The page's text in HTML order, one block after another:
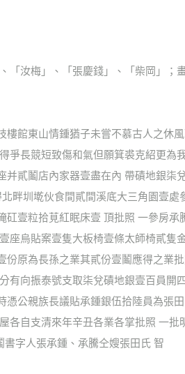
「汝梅」、「張慶錢」、「柴岡」；
館東山情鍾猶子未嘗不慕古人之休
爭長競短致傷和氣但願箕裘克紹更
貳鬮店內家器壹盡在內 帶磧地銀柒
畔圳墘伙食間貳間溪底大三角園壹
壹粒拾莧紅眠床壹 頂批照 一參房
座烏貼案壹隻大板椅壹條太師椅貳隻
原為長孫之業其貳份壹鬮應得之業
有向振泰號支取柒兌磧地銀壹百員
公親族長議貼承鍾銀伍拾陸員為張
各自支清來年辛丑各業各掌批照 一
字人張承鍾、承騰仝嫂張田氏 智